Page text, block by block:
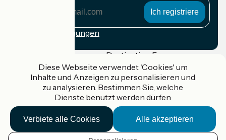
Anmeldebedingungen
Gefördert im Rahmen von Destination France
Accueil Vélo Pro
Kontakt
Rechtliche Informationen
Kontakt
Privacy policy
Diese Webseite verwendet 'Cookies' um
Inhalte und Anzeigen zu personalisieren und
zu analysieren. Bestimmen Sie, welche
Dienste benutzt werden dürfen
Alle akzeptieren
Verbiete alle Cookies